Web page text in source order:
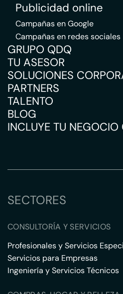
Publicidad online
Campañas en Google
Campañas en redes sociales
GRUPO QDQ
TU ASESOR
SOLUCIONES
PARTNERS
TALENTO
BLOG
INCLUYE TU NEGOCIO
SECTORES
CONSULTORÍA Y SERVICIOS
Profesionales y Servicios
Servicios para Empresas
Ingeniería y Servicios Técnicos